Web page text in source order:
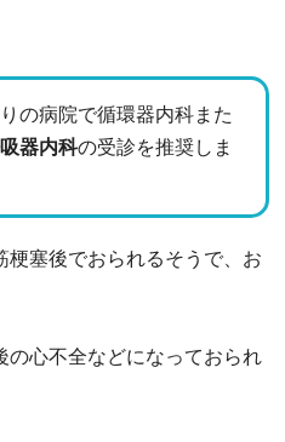
の病院で循環器内科また
器内科の受診を推奨しま
梗塞後でおられるそうで、お
の心不全などになっておられ